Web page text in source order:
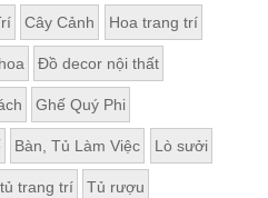
Cây Cảnh Hoa trang trí
Đồ decor nội thất
Ghế Quý Phi
Bàn, Tủ Làm Việc Lò sưởi
trang trí Tủ rượu